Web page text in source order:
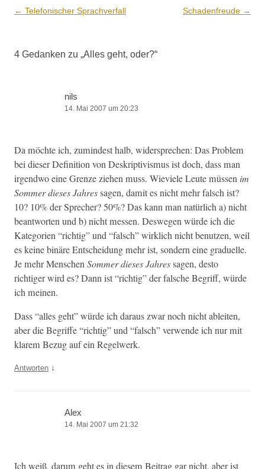
Beitrags-
← Telefonischer Sprachverfall Schadenfreude →
4 Gedanken zu „Alles geht, oder?“
nils
14. Mai 2007 um 20:23
Da möchte ich, zumin­d­est halb, wider­sprechen: Das Prob­lem
bei dieser Def­i­n­i­tion von Deskrip­tivis­mus ist doch, dass man
irgend­wo eine Gren­ze ziehen muss. Wieviele Leute müssen im
Som­mer dieses Jahressagen, damit es nicht mehr falsch ist?
10? 10% der Sprech­er? 50%? Das kann man natür­lich a) nicht
beant­worten und b) nicht messen. Deswe­gen würde ich die
Kat­e­gorien “richtig” und “falsch” wirk­lich nicht benutzen, weil
es keine binäre Entschei­dung mehr ist, son­dern eine gradu­elle.
Je mehr Men­schenSom­mer dieses Jahressagen, desto
richtiger wird es? Dann ist “richtig” der falsche Begriff, würde
ich meinen.
Dass “alles geht” würde ich daraus zwar noch nicht ableit­en,
aber die Begriffe “richtig” und “falsch” ver­wende ich nur mit
klarem Bezug auf ein Regelwerk.
Antworten ↓
Alex
14. Mai 2007 um 21:32
Ich weiß, darum geht es in diesem Beitrag gar nicht, aber ist